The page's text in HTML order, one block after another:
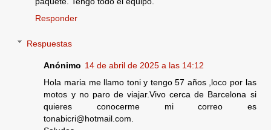
Responder
Respuestas
Anónimo 14 de abril de 2025 a las 14:12
Hola maria me llamo toni y tengo 57 años ,loco por las
motos y no paro de viajar.Vivo cerca de Barcelona si
quieres conocerme mi correo es
tonabicri@hotmail.com.